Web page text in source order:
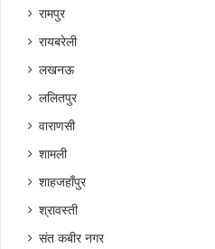
रामपुर
रायबरेली
लखनऊ
ललितपुर
वाराणसी
शामली
शाहजहाँपुर
श्रावस्ती
संत कबीर नगर